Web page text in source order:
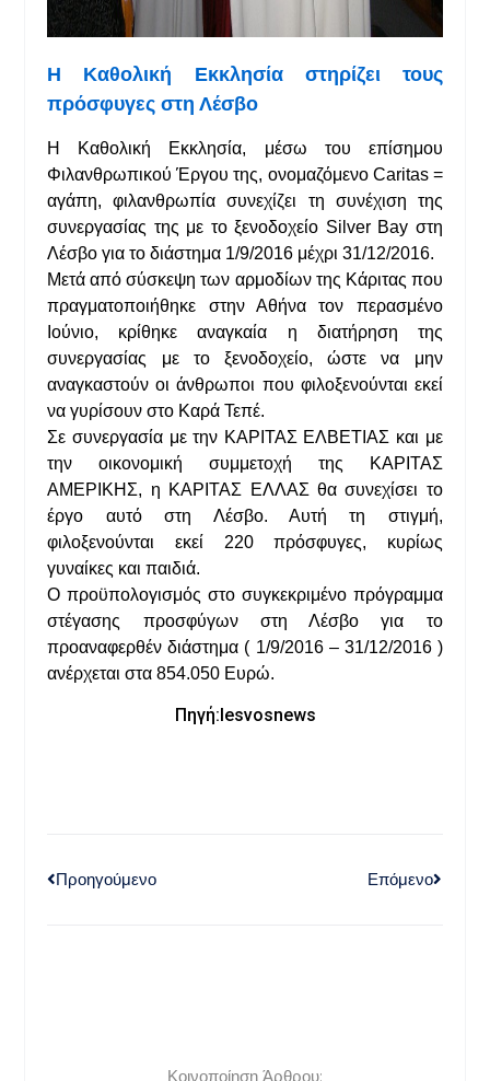
Η Καθολική Εκκλησία στηρίζει τους
πρόσφυγες στη Λέσβο
Η Καθολική Εκκλησία, μέσω του επίσημου
Φιλανθρωπικού Έργου της, ονομαζόμενο Caritas =
αγάπη, φιλανθρωπία συνεχίζει τη συνέχιση της
συνεργασίας της με το ξενοδοχείο Silver Bay στη
Λέσβο για το διάστημα 1/9/2016 μέχρι 31/12/2016.
Μετά από σύσκεψη των αρμοδίων της Κάριτας που
πραγματοποιήθηκε στην Αθήνα τον περασμένο
Ιούνιο, κρίθηκε αναγκαία η διατήρηση της
συνεργασίας με το ξενοδοχείο, ώστε να μην
αναγκαστούν οι άνθρωποι που φιλοξενούνται εκεί
να γυρίσουν στο Καρά Τεπέ.
Σε συνεργασία με την ΚΑΡΙΤΑΣ ΕΛΒΕΤΙΑΣ και με
την οικονομική συμμετοχή της ΚΑΡΙΤΑΣ
ΑΜΕΡΙΚΗΣ, η ΚΑΡΙΤΑΣ ΕΛΛΑΣ θα συνεχίσει το
έργο αυτό στη Λέσβο. Αυτή τη στιγμή,
φιλοξενούνται εκεί 220 πρόσφυγες, κυρίως
γυναίκες και παιδιά.
Ο προϋπολογισμός στο συγκεκριμένο πρόγραμμα
στέγασης προσφύγων στη Λέσβο για το
προαναφερθέν διάστημα ( 1/9/2016 – 31/12/2016 )
ανέρχεται στα 854.050 Eυρώ.
Πηγή:lesvosnews
Προηγούμενο Επόμενο
Κοινοποίηση Άρθρου: